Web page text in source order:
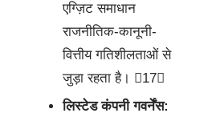
एग्ज़िट समाधान
राजनीतिक-कानूनी-
वित्तीय गतिशीलताओं से
जुड़ा रहता है। 17
लिस्टेड कंपनी गवर्नेंस: